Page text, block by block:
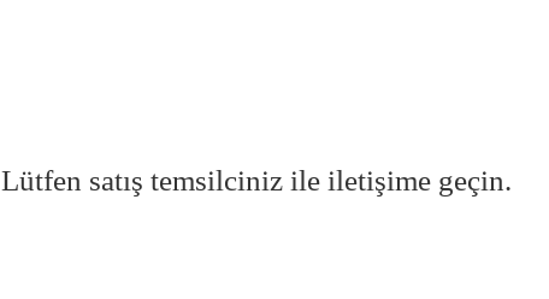
Lütfen satış temsilciniz ile iletişime geçin.